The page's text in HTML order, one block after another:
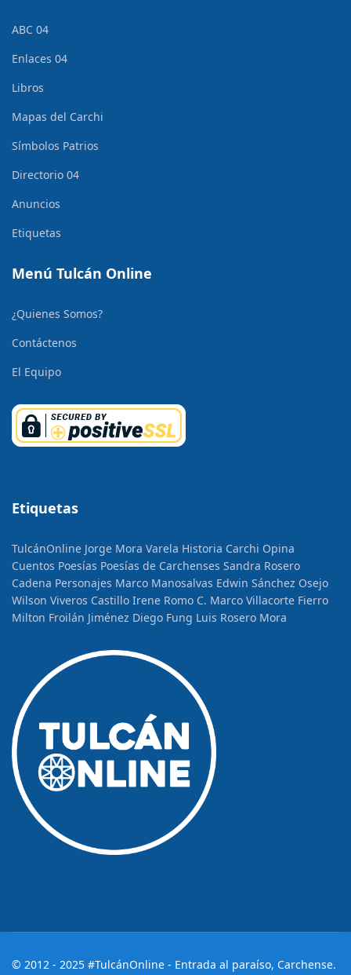
ABC 04
Enlaces 04
Libros
Mapas del Carchi
Símbolos Patrios
Directorio 04
Anuncios
Etiquetas
Menú Tulcán Online
¿Quienes Somos?
Contáctenos
El Equipo
Etiquetas
TulcánOnline Jorge Mora Varela Historia Carchi Opina
Cuentos Poesías Poesías de Carchenses Sandra Rosero
Cadena Personajes Marco Manosalvas Edwin Sánchez Osejo
Wilson Viveros Castillo Irene Romo C. Marco Villacorte Fierro
Milton Froilán Jiménez Diego Fung Luis Rosero Mora
© 2012 - 2025 #TulcánOnline - Entrada al paraíso, Carchense.